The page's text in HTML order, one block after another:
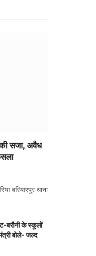
की सजा, अवैध
बरियारपुर थाना
बरौनी के स्कूलों
बोले- जल्द